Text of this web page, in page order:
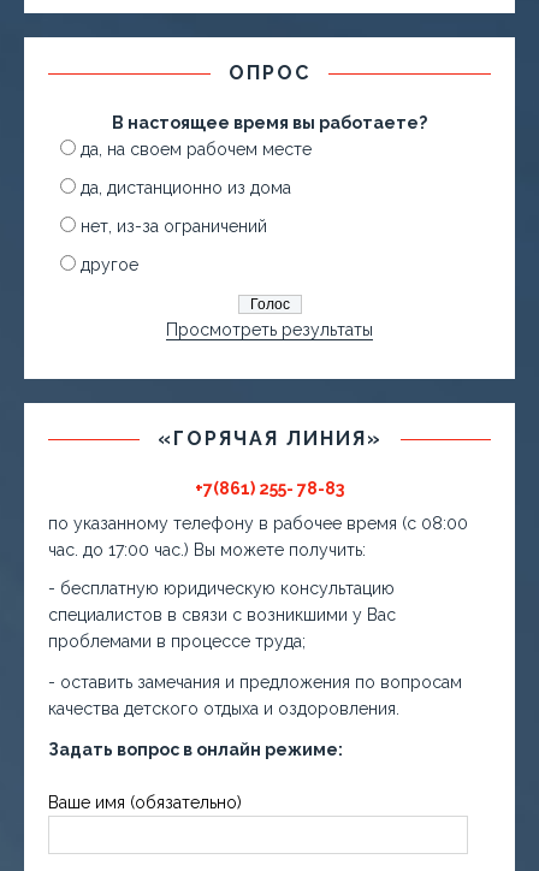
ОПРОС
В настоящее время вы работаете?
да, на своем рабочем месте
да, дистанционно из дома
нет, из-за ограничений
другое
Просмотреть результаты
«ГОРЯЧАЯ ЛИНИЯ»
+7(861) 255- 78-83
по указанному телефону в рабочее время (с 08:00
час. до 17:00 час.) Вы можете получить:
- бесплатную юридическую консультацию
специалистов в связи с возникшими у Вас
проблемами в процессе труда;
- оставить замечания и предложения по вопросам
качества детского отдыха и оздоровления.
Задать вопрос в онлайн режиме:
Ваше имя (обязательно)